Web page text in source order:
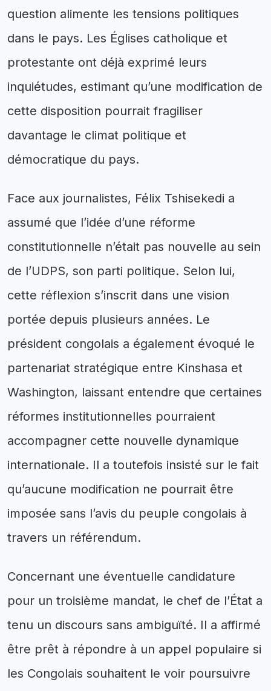
question alimente les tensions politiques
dans le pays. Les Églises catholique et
protestante ont déjà exprimé leurs
inquiétudes, estimant qu’une modification de
cette disposition pourrait fragiliser
davantage le climat politique et
démocratique du pays.
Face aux journalistes, Félix Tshisekedi a
assumé que l’idée d’une réforme
constitutionnelle n’était pas nouvelle au sein
de l’UDPS, son parti politique. Selon lui,
cette réflexion s’inscrit dans une vision
portée depuis plusieurs années. Le
président congolais a également évoqué le
partenariat stratégique entre Kinshasa et
Washington, laissant entendre que certaines
réformes institutionnelles pourraient
accompagner cette nouvelle dynamique
internationale. Il a toutefois insisté sur le fait
qu’aucune modification ne pourrait être
imposée sans l’avis du peuple congolais à
travers un référendum.
Concernant une éventuelle candidature
pour un troisième mandat, le chef de l’État a
tenu un discours sans ambiguïté. Il a affirmé
être prêt à répondre à un appel populaire si
les Congolais souhaitent le voir poursuivre